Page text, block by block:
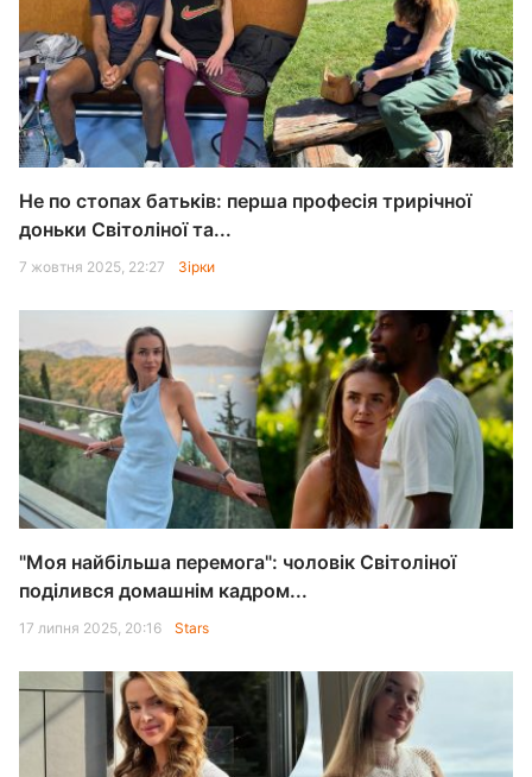
Не по стопах батьків: перша професія трирічної
доньки Світоліної та...
7 жовтня 2025, 22:27 Зірки
"Моя найбільша перемога": чоловік Світоліної
поділився домашнім кадром...
17 липня 2025, 20:16 Stars